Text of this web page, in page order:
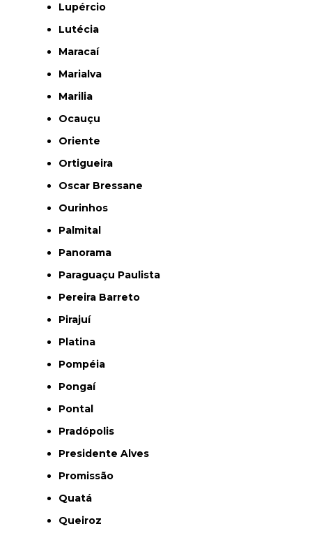
Lupércio
Lutécia
Maracaí
Marialva
Marilia
Ocauçu
Oriente
Ortigueira
Oscar Bressane
Ourinhos
Palmital
Panorama
Paraguaçu Paulista
Pereira Barreto
Pirajuí
Platina
Pompéia
Pongaí
Pontal
Pradópolis
Presidente Alves
Promissão
Quatá
Queiroz